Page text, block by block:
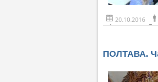
20.10.2016
ПОЛТАВА.